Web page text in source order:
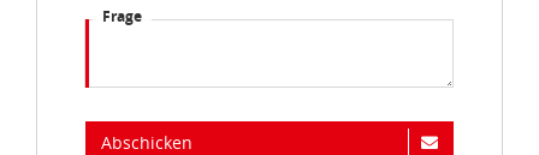
Frage
Abschicken